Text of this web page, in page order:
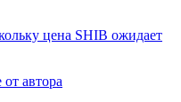
цена SHIB ожидает
автора